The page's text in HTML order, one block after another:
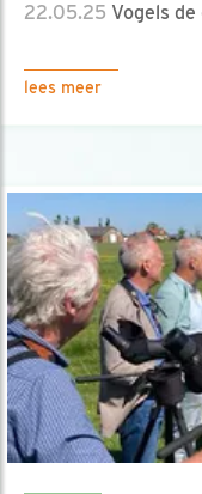
22.05.25 Vogels
lees meer